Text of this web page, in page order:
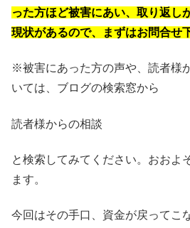
った方ほど被害にあい、取り返し
現状があるので、まずはお問合せ
※被害にあった方の声や、読者様
いては、ブログの検索窓から
読者様からの相談
と検索してみてください。おおよ
ます。
今回はその手口、資金が戻ってこ